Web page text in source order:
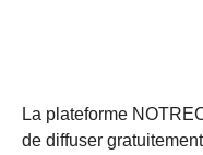
La plateforme
de diffuser